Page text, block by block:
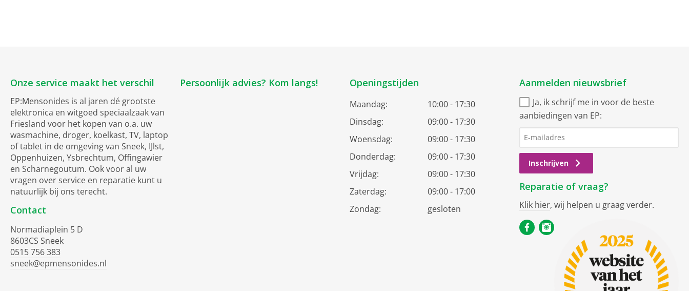
Onze service maakt het verschil
EP:Mensonides is al jaren dé grootste
elektronica en witgoed speciaalzaak van
Friesland voor het kopen van o.a. uw
wasmachine, droger, koelkast, TV, laptop
of tablet in de omgeving van Sneek, IJlst,
Oppenhuizen, Ysbrechtum, Offingawier
en Scharnegoutum. Ook voor al uw
vragen over service en reparatie kunt u
natuurlijk bij ons terecht.
Contact
Normadiaplein 5 D
8603CS Sneek
0515 756 383
sneek@epmensonides.nl
Persoonlijk advies? Kom langs! Openingstijden
Maandag:
10:00 - 17:30
Dinsdag:
09:00 - 17:30
Woensdag:
09:00 - 17:30
Donderdag:
09:00 - 17:30
Vrijdag:
09:00 - 17:30
Zaterdag:
09:00 - 17:00
Zondag:
gesloten
Aanmelden nieuwsbrief
Ja, ik schrijf me in voor de beste
aanbiedingen van EP:
Inschrijven
Reparatie of vraag?
Klik hier, wij helpen u graag verder.